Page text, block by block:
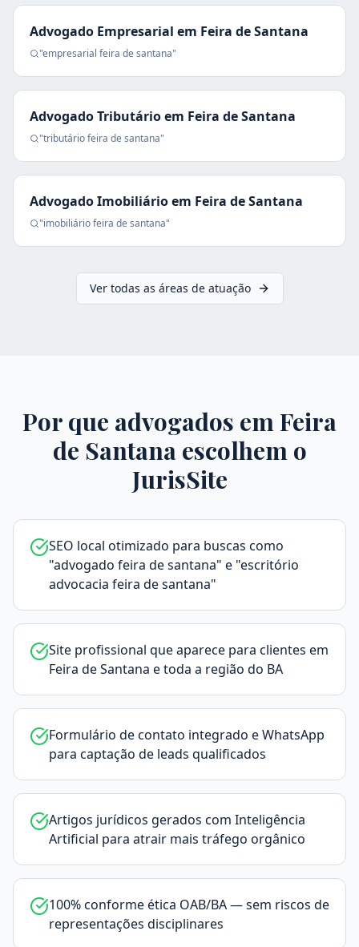
Advogado Empresarial em Feira de Santana
"empresarial feira de santana"
Advogado Tributárioem Feira de Santana
"tributáriofeira de santana"
Advogado Imobiliárioem Feira de Santana
"imobiliáriofeira de santana"
Ver todas as áreas de atuação
Por que advogados emFeira
de Santanaescolhem o
JurisSite
SEO local otimizado para buscas como
"advogado feira de santana" e "escritório
advocacia feira de santana"
Site profissional que aparece para clientes em
Feira de Santana e toda a região do BA
Formulário de contato integrado e WhatsApp
para captação de leads qualificados
Artigos jurídicos gerados com Inteligência
Artificial para atrair mais tráfego orgânico
100% conforme ética OAB/BA — sem riscos de
representações disciplinares